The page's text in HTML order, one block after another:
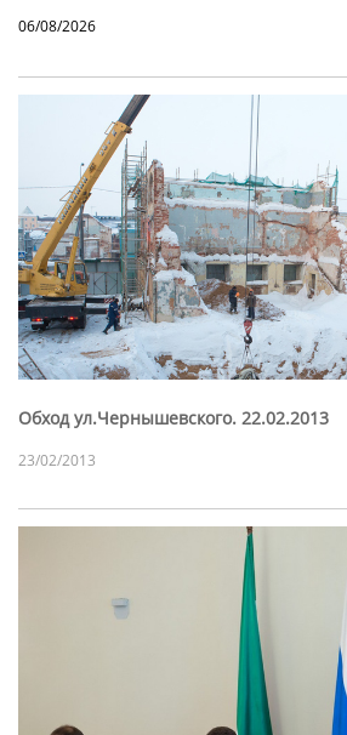
06/08/2026
Обход ул.Чернышевского. 22.02.2013
23/02/2013